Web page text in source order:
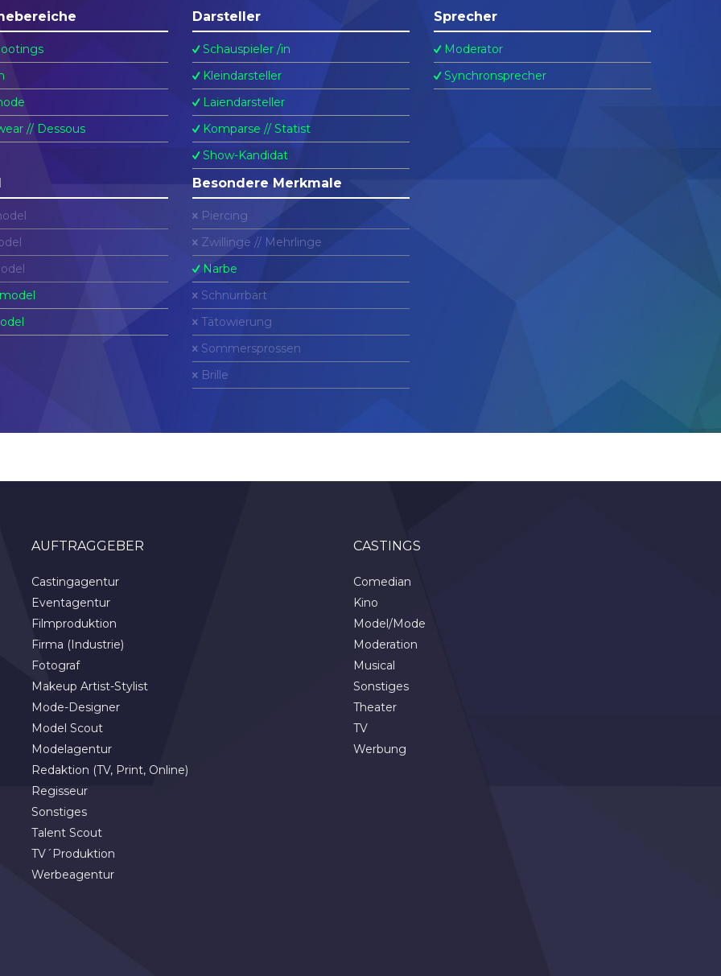
// Dessous
Darsteller
Schauspieler /in
Kleindarsteller
Laiendarsteller
Komparse // Statist
Show-Kandidat
Sprecher
Moderator
Synchronsprecher
Besondere Merkmale
Piercing
Zwillinge // Mehrlinge
Narbe
Schnurrbart
Tätowierung
Sommersprossen
Brille
AUFTRAGGEBER
Castingagentur
Eventagentur
Filmproduktion
Firma (Industrie)
Fotograf
Makeup Artist-Stylist
Mode-Designer
Model Scout
Modelagentur
Redaktion (TV, Print, Online)
Regisseur
Sonstiges
Talent Scout
TV´Produktion
Werbeagentur
CASTINGS
Comedian
Kino
Model/Mode
Moderation
Musical
Sonstiges
Theater
TV
Werbung